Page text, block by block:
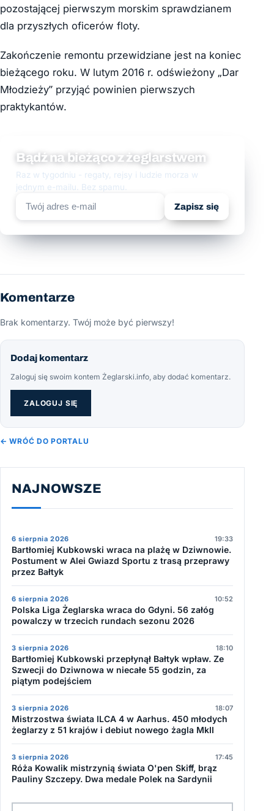
pozostającej pierwszym morskim sprawdzianem
dla przyszłych oficerów floty.
Zakończenie remontu przewidziane jest na koniec
bieżącego roku. W lutym 2016 r. odświeżony „Dar
Młodzieży” przyjąć powinien pierwszych
praktykantów.
Bądź na bieżąco z żeglarstwem
Raz w tygodniu - regaty, rejsy i ludzie morza w
jednym e-mailu. Bez spamu.
Zapisz się
Komentarze
Brak komentarzy. Twój może być pierwszy!
Dodaj komentarz
Zaloguj się swoim kontem Żeglarski.info, aby dodać komentarz.
ZALOGUJ SIĘ
← WRÓĆ DO PORTALU
NAJNOWSZE
6 sierpnia 2026 19:33
Bartłomiej Kubkowski wraca na plażę w Dziwnowie.
Postument w Alei Gwiazd Sportu z trasą przeprawy
przez Bałtyk
6 sierpnia 2026 10:52
Polska Liga Żeglarska wraca do Gdyni. 56 załóg
powalczy w trzecich rundach sezonu 2026
3 sierpnia 2026 18:10
Bartłomiej Kubkowski przepłynął Bałtyk wpław. Ze
Szwecji do Dziwnowa w niecałe 55 godzin, za
piątym podejściem
3 sierpnia 2026 18:07
Mistrzostwa świata ILCA 4 w Aarhus. 450 młodych
żeglarzy z 51 krajów i debiut nowego żagla MkII
3 sierpnia 2026 17:45
Róża Kowalik mistrzynią świata O'pen Skiff, brąz
Pauliny Szczepy. Dwa medale Polek na Sardynii